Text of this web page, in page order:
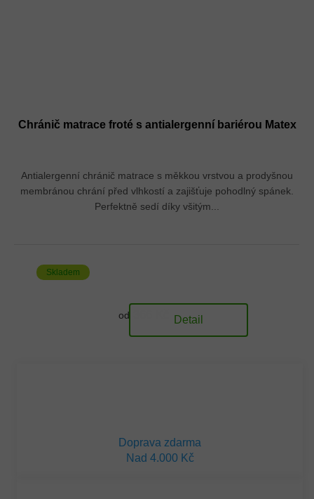
Chránič matrace froté s antialergenní bariérou Matex
Antialergenní chránič matrace s měkkou vrstvou a prodyšnou
membránou chrání před vlhkostí a zajišťuje pohodlný spánek.
Perfektně sedí díky všitým...
Skladem
od Detail
Doprava zdarma
Nad 4.000 Kč